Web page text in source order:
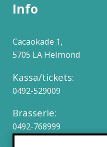
Info
Cacaokade 1,
5705 LA Helmond
Kassa/tickets:
0492-529009
Brasserie:
0492-768999